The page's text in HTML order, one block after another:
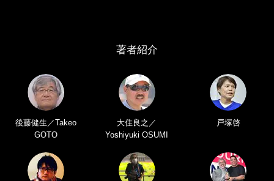
著者紹介
後藤健生／Takeo
GOTO
大住良之／
Yoshiyuki OSUMI
戸塚啓